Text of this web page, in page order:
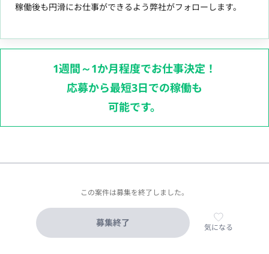
稼働後も円滑にお仕事ができるよう弊社がフォローします。
1週間～1か月程度でお仕事決定！
応募から最短3日での稼働も
可能です。
この案件は募集を終了しました。
募集終了 気になる